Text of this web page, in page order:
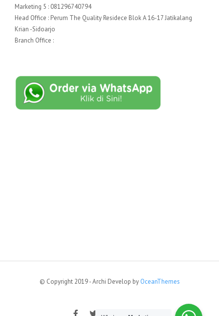
Marketing 5 : 081296740794
Head Office : Perum The Quality Residece Blok A 16-17 Jatikalang
Krian -Sidoarjo
Branch Office :
© Copyright 2019 - Archi Develop by OceanThemes